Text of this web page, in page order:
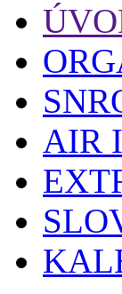
AIR